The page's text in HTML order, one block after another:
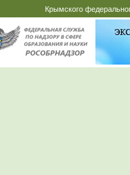
Крымского